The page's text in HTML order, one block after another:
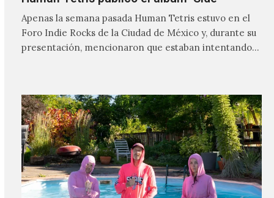
Apenas la semana pasada Human Tetris estuvo en el
Foro Indie Rocks de la Ciudad de México y, durante su
presentación, mencionaron que estaban intentando…